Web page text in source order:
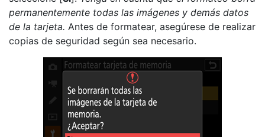
permanentemente todas las imágenes y demás datos
de la tarjeta. Antes de formatear, asegúrese de realizar
copias de seguridad según sea necesario.